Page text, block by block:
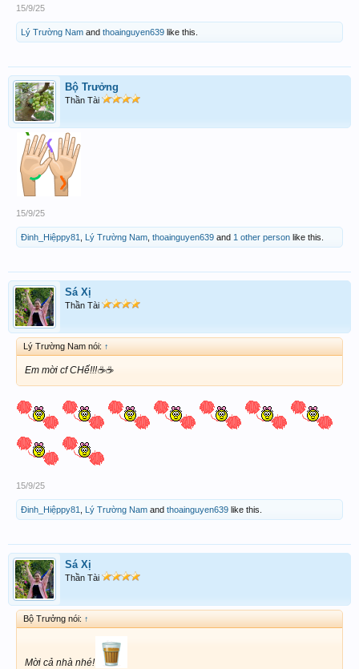
15/9/25
Lý Trường Nam and thoainguyen639 like this.
Bộ Trưởng
Thần Tài
15/9/25
Đinh_Hiệppy81 Lý Trường Nam thoainguyen639 and 1 other person like this.
Sá Xị
Thần Tài
Lý Trường Nam nói: ↑
Em mời cf CHế!!!☕️☕️
15/9/25
Đinh_Hiệppy81 Lý Trường Nam and thoainguyen639 like this.
Sá Xị
Thần Tài
Bộ Trưởng nói: ↑
Mời cả nhà nhé!